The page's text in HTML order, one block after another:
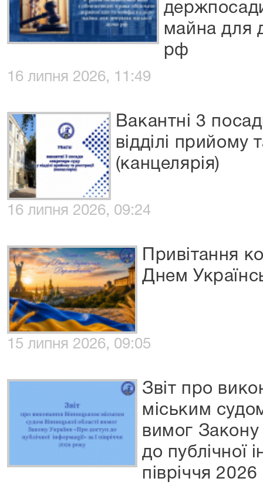
майна для
рф
16 липня 2026, 11:49
Вакантні 3
відділі прийому
(канцелярія)
16 липня 2026, 09:24
Привітання
Днем
15 липня 2026, 09:05
Звіт про
міським
вимог Закону
до публічної
півріччя